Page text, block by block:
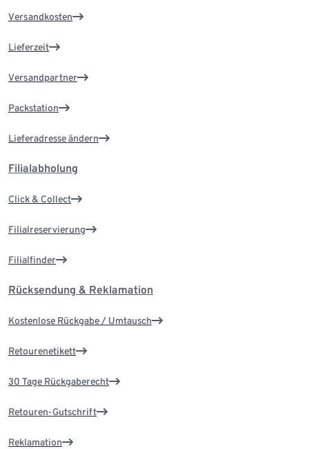
Versandkosten
Lieferzeit
Versandpartner
Packstation
Lieferadresse ändern
Filialabholung
Click & Collect
Filialreservierung
Filialfinder
Rücksendung & Reklamation
Kostenlose Rückgabe / Umtausch
Retourenetikett
30 Tage Rückgaberecht
Retouren-Gutschrift
Reklamation